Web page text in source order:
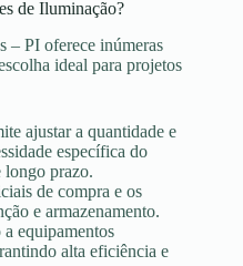
de Iluminação?
– PI oferece inúmeras
ideal para projetos
ajustar a quantidade e
específica do
longo prazo.
de compra e os
e armazenamento.
a equipamentos
alta eficiência e